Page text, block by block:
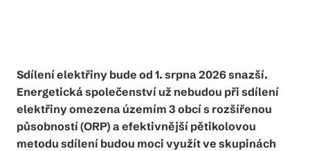
Sdílení elektřiny bude od 1. srpna 2026 snazší.
Energetická společenství už nebudou při sdílení
elektřiny omezena územím 3 obcí s rozšířenou
působností (ORP) a efektivnější pětikolovou
metodu sdílení budou moci využít ve skupinách